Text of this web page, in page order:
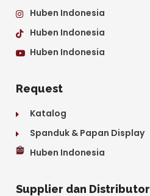
Huben Indonesia
Huben Indonesia
Huben Indonesia
Request
Katalog
Spanduk & Papan Display
Huben Indonesia
Supplier dan Distributor